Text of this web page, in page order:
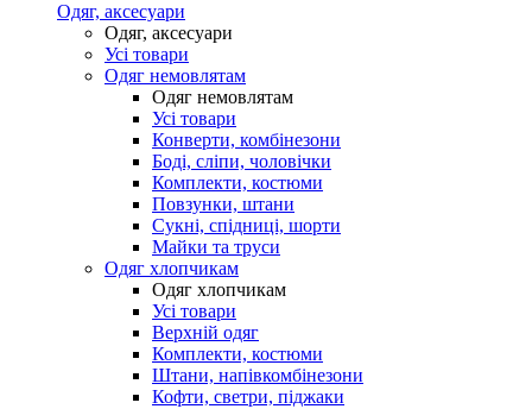
Одяг, аксесуари
Одяг, аксесуари
Усі товари
Одяг немовлятам
Одяг немовлятам
Усі товари
Конверти, комбінезони
Боді, сліпи, чоловічки
Комплекти, костюми
Повзунки, штани
Сукні, спідниці, шорти
Майки та труси
Одяг хлопчикам
Одяг хлопчикам
Усі товари
Верхній одяг
Комплекти, костюми
Штани, напівкомбінезони
Кофти, светри, піджаки